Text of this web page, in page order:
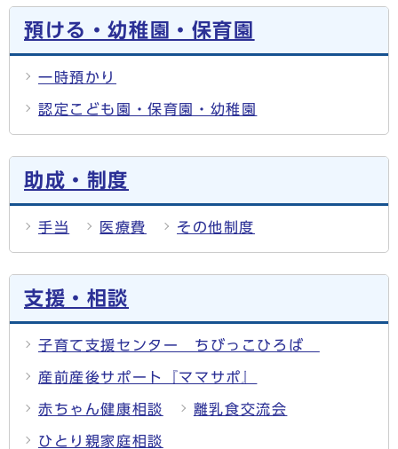
預ける・幼稚園・保育園
一時預かり
認定こども園・保育園・幼稚園
助成・制度
手当 医療費 その他制度
支援・相談
子育て支援センター ちびっこひろば
産前産後サポート『ママサポ』
赤ちゃん健康相談 離乳食交流会
ひとり親家庭相談